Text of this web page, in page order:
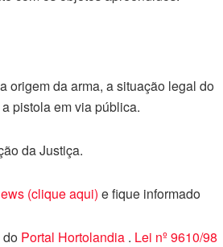
origem da arma, a situação legal do
pistola em via pública.
da Justiça.
(clique aqui) e fique informado
do Portal Hortolandia . Lei nº 9610/98